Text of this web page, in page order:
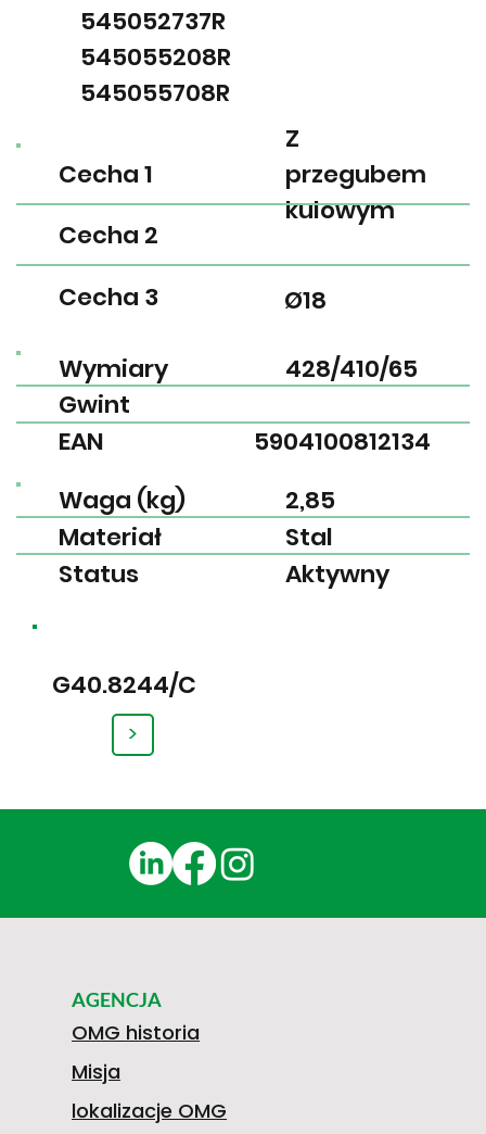
G40.8244/C
>
EAN
Gwint
Wymiary
5904100812134
428/410/65
Waga (kg)
Materiał
Status
2,85
Stal
Aktywny
Cecha 1
Cecha 2
Cecha 3
Z
przegubem
kulowym
Ø18
545052737R
545055208R
545055708R
AGENCJA
OMG historia
Misja
lokalizacje OMG